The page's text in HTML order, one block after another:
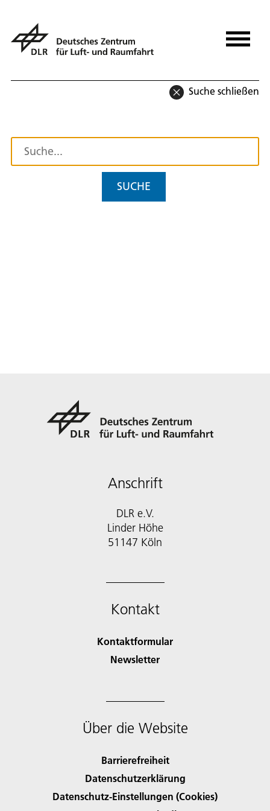
Suche schließen
SUCHE
Anschrift
DLR e.V.
Linder Höhe
51147 Köln
Kontakt
Kontaktformular
Newsletter
Über die Website
Barrierefreiheit
Datenschutzerklärung
Datenschutz-Einstellungen (Cookies)